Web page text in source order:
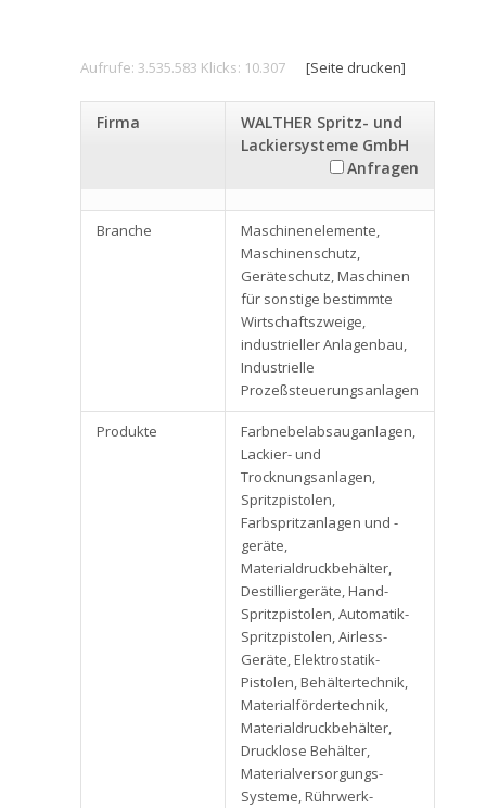
Aufrufe: 3.535.583 Klicks: 10.307 [Seite drucken]
Firma
WALTHER Spritz- und
Lackiersysteme GmbH
Anfragen
Branche
Maschinenelemente,
Maschinenschutz,
Geräteschutz, Maschinen
für sonstige bestimmte
Wirtschaftszweige,
industrieller Anlagenbau,
Industrielle
Prozeßsteuerungsanlagen
Produkte
Farbnebelabsauganlagen,
Lackier- und
Trocknungsanlagen,
Spritzpistolen,
Farbspritzanlagen und -
geräte,
Materialdruckbehälter,
Destilliergeräte, Hand-
Spritzpistolen, Automatik-
Spritzpistolen, Airless-
Geräte, Elektrostatik-
Pistolen, Behältertechnik,
Materialfördertechnik,
Materialdruckbehälter,
Drucklose Behälter,
Materialversorgungs-
Systeme, Rührwerk-